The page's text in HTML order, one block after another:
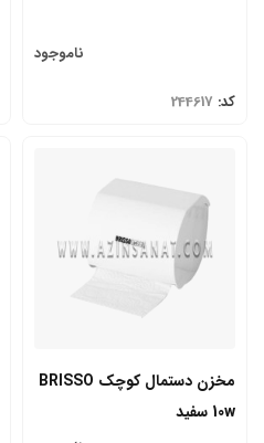
ناموجود
کد: 244617
مخزن دستمال کوچک BRISSO
10w سفید